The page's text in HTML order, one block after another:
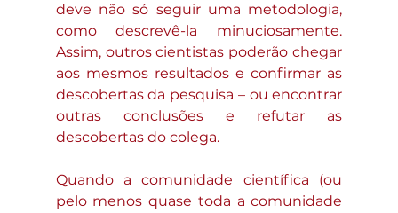
deve não só seguir uma metodologia,
como descrevê-la minuciosamente.
Assim, outros cientistas poderão chegar
aos mesmos resultados e confirmar as
descobertas da pesquisa – ou encontrar
outras conclusões e refutar as
descobertas do colega.
Quando a comunidade científica (ou
pelo menos quase toda a comunidade